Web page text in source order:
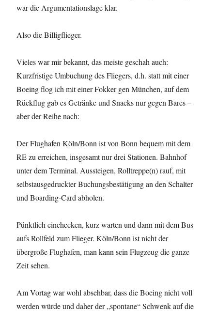
war die Argumentationslage klar.
Also die Billigflieger.
Vieles war mir bekannt, das meiste geschah auch:
Kurzfristige Umbuchung des Fliegers, d.h. statt mit einer
Boeing flog ich mit einer Fokker gen München, auf dem
Rückflug gab es Getränke und Snacks nur gegen Bares –
aber der Reihe nach:
Der Flughafen Köln/Bonn ist von Bonn bequem mit dem
RE zu erreichen, insgesamt nur drei Stationen. Bahnhof
unter dem Terminal. Aussteigen, Rolltreppe(n) rauf, mit
selbstausgedruckter Buchungsbestätigung an den Schalter
und Boarding-Card abholen.
Pünktlich einchecken, kurz warten und dann mit dem Bus
aufs Rollfeld zum Flieger. Köln/Bonn ist nicht der
übergroße Flughafen, man kann sein Flugzeug die ganze
Zeit sehen.
Am Vortag war wohl absehbar, dass die Boeing nicht voll
werden würde und daher der „spontane“ Schwenk auf die